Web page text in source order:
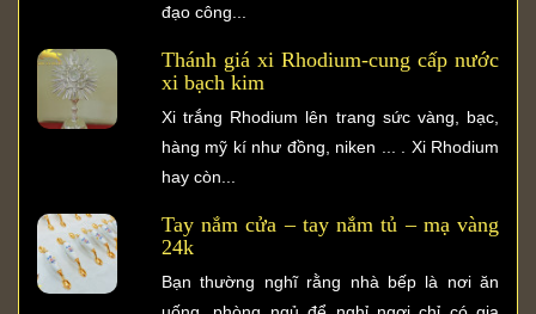
đạo công...
Thánh giá xi Rhodium-cung cấp nước
xi bạch kim
Xi trắng Rhodium lên trang sức vàng, bạc,
hàng mỹ kí như đồng, niken ... . Xi Rhodium
hay còn...
Tay nắm cửa – tay nắm tủ – mạ vàng
24k
Bạn thường nghĩ rằng nhà bếp là nơi ăn